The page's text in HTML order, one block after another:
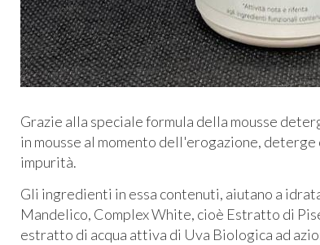
Grazie alla speciale formula della mousse
in mousse al momento dell'erogazione,
impurità.
Gli ingredienti in essa contenuti, aiutano a
Mandelico, Complex White, cioè Estratto di
estratto di acqua attiva di Uva Biologica ad